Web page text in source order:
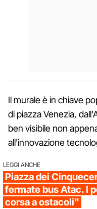
Il murale è in chiave
di piazza Venezia,
ben visibile non
all'innovazione
LEGGI ANCHE
Piazza dei
fermate bus Atac. I
corsa a ostacoli"